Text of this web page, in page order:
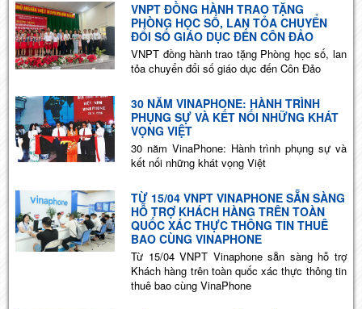
VNPT ĐỒNG HÀNH TRAO TẶNG
PHÒNG HỌC SỐ, LAN TỎA CHUYỂN
ĐỔI SỐ GIÁO DỤC ĐẾN CÔN ĐẢO
VNPT đồng hành trao tặng Phòng học số, lan
tỏa chuyển đổi số giáo dục đến Côn Đảo
30 NĂM VINAPHONE: HÀNH TRÌNH
PHỤNG SỰ VÀ KẾT NỐI NHỮNG KHÁT
VỌNG VIỆT
30 năm VinaPhone: Hành trình phụng sự và
kết nối những khát vọng Việt
TỪ 15/04 VNPT VINAPHONE SẴN SÀNG
HỖ TRỢ KHÁCH HÀNG TRÊN TOÀN
QUỐC XÁC THỰC THÔNG TIN THUÊ
BAO CÙNG VINAPHONE
Từ 15/04 VNPT Vinaphone sẵn sàng hỗ trợ
Khách hàng trên toàn quốc xác thực thông tin
thuê bao cùng VinaPhone